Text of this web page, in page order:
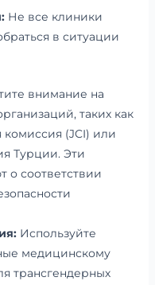
Не все клиники
в ситуации
внимание на
таких как
(JCI) или
Турции. Эти
о соответствии
Используйте
медицинскому
трансгендерных